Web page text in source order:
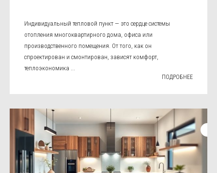
Индивидуальный тепловой пункт — это сердце системы
отопления многоквартирного дома, офиса или
производственного помещения. От того, как он
спроектирован и смонтирован, зависят комфорт,
теплоэкономика ...
ПОДРОБНЕЕ